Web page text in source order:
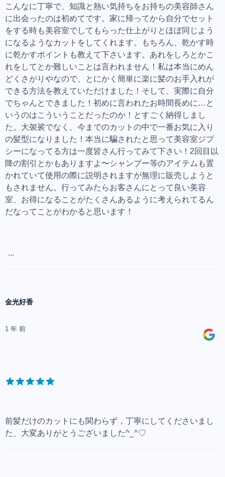
こんなに丁寧で、知識と熱い気持ちをお持ちの美容師さん
に出会ったのは初めてです。家に帰ってから自分でセット
をする時も美容室でしてもらった仕上がりとほぼ同じよう
になるようなカットをしてくれます。もちろん、乾かす時
に乾かすポイントも教えて下さいます。あれをしろとかこ
れをしてとか難しいことは言われません！私は本当にめん
どくさがりやなので、とにかく簡単に楽に髪のお手入れが
できる方法を教えていただけました！そして、実際に自分
でちゃんとできました！初めに言われたお時間長めに…と
いうのはこういうことだったのか！とすごく納得しまし
た。大袈裟でなく、今までのカットの中で一番お気に入り
の髪型になりました！本当に騙されたと思って美容室ジプ
シーになってる方は一度皆さん行ってみて下さい！2回目以
降の割引とかもありますよ〜シャンプー等のアイテムも置
かれていて使用の際に説明されますが無理に販売しようと
もされません。行ってみたらお客さんにとって良い美容
室、お得になることがたくさんあるように考えられてるん
だなってことがわかると思います！
...
金光好香
1 年 前
前髪だけのカットにも関わらず，丁寧にしてくださいまし
た、大変ありがとうございました^_^♡